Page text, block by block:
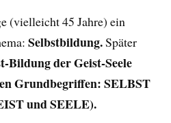
(vielleicht 45 Jahre) ein
Selbstbildung.Später
Bildung der Geist-Seele
Grundbegriffen: SELBST
und SEELE).